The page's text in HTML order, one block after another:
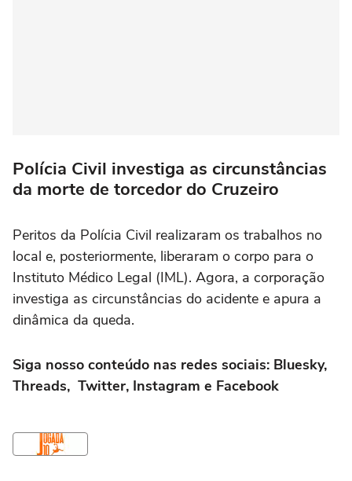
Polícia Civil investiga as circunstâncias
da morte de torcedor do Cruzeiro
Peritos da Polícia Civil realizaram os trabalhos no
local e, posteriormente, liberaram o corpo para o
Instituto Médico Legal (IML). Agora, a corporação
investiga as circunstâncias do acidente e apura a
dinâmica da queda.
Siga nosso conteúdo nas redes sociais: Bluesky,
Threads, Twitter, Instagram e Facebook